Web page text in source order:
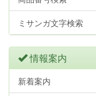
ミサンガ文字検索
情報案内
新着案内